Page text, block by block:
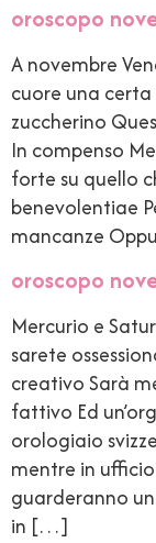
oroscopo
A novembre
cuore una
zuccherino
In compenso
forte su quello
benevolentiae
mancanze
oroscopo
Mercurio e
sarete
creativo Sarà
fattivo Ed
orologiaio
mentre in
guarderanno
in […]